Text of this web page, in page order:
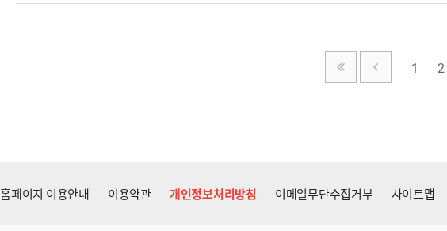
1 2
홈페이지 이용안내 이용약관 개인정보처리방침 이메일무단수집거부 사이트맵